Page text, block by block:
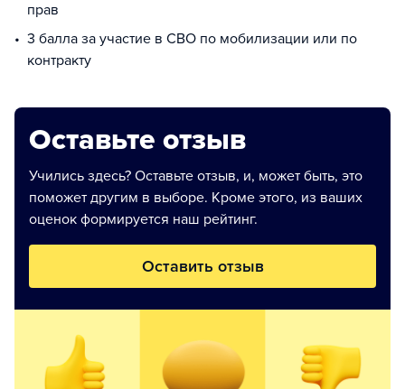
прав
3 балла за участие в СВО по мобилизации или по
контракту
Оставьте отзыв
Учились здесь? Оставьте отзыв, и, может быть, это
поможет другим в выборе. Кроме этого, из ваших
оценок формируется наш рейтинг.
Оставить отзыв